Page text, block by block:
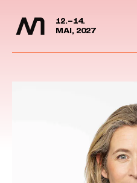
Hopp til hovedinnhold
12.–14.
MAI, 2027